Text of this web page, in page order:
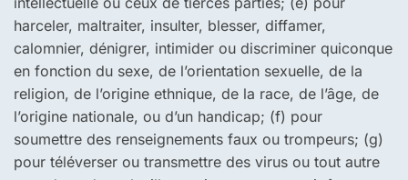
harceler, maltraiter, insulter, blesser, diffamer,
calomnier, dénigrer, intimider ou discriminer quiconque
en fonction du sexe, de l’orientation sexuelle, de la
religion, de l’origine ethnique, de la race, de l’âge, de
l’origine nationale, ou d’un handicap; (f) pour
soumettre des renseignements faux ou trompeurs; (g)
pour téléverser ou transmettre des virus ou tout autre